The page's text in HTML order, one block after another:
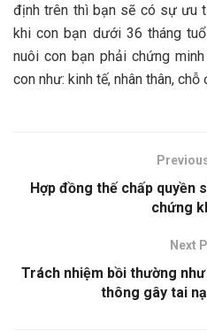
định trên thì bạn sẽ có sự ưu
khi con bạn dưới 36 tháng
nuôi con bạn phải chứng
con như: kinh tế, nhân thân, chỗ
Hợp đồng thế chấp quyền
chứng
Next
Trách nhiệm bồi thường
thông gây tai